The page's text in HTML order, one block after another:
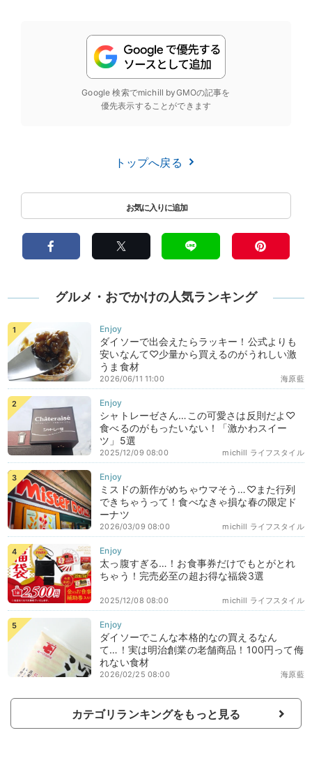
Google 検索でmichill byGMOの記事を
優先表示することができます
トップへ戻る
グルメ・おでかけの人気ランキング
ダイソーで出会えたらラッキー！公式よりも
安いなんて♡少量から買えるのがうれしい激
うま食材
海原藍
2026/06/11 11:00
シャトレーゼさん…この可愛さは反則だよ♡
食べるのがもったいない！「激かわスイー
ツ」5選
michill ライフスタイル
2025/12/09 08:00
ミスドの新作がめちゃウマそう…♡また行列
できちゃうって！食べなきゃ損な春の限定ド
ーナツ
michill ライフスタイル
2026/03/09 08:00
太っ腹すぎる…！お食事券だけでもとがとれ
ちゃう！完売必至の超お得な福袋3選
michill ライフスタイル
2025/12/08 08:00
ダイソーでこんな本格的なの買えるなん
て…！実は明治創業の老舗商品！100円って侮
れない食材
海原藍
2026/02/25 08:00
カテゴリランキングをもっと見る